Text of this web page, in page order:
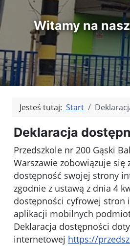
Witamy na
Jesteś tutaj: Start
Deklaracja
Przedszkole nr 200 Gąski
Warszawie zobowiązuje się
dostępność swojej strony
zgodnie z ustawą z dnia 4
dostępności cyfrowej stron
aplikacji mobilnych
Deklaracja dostępności
internetowej https://